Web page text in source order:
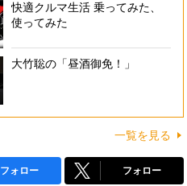
快適クルマ生活 乗ってみた、
使ってみた
大竹聡の「昼酒御免！」
一覧を見る
フォロー フォロー